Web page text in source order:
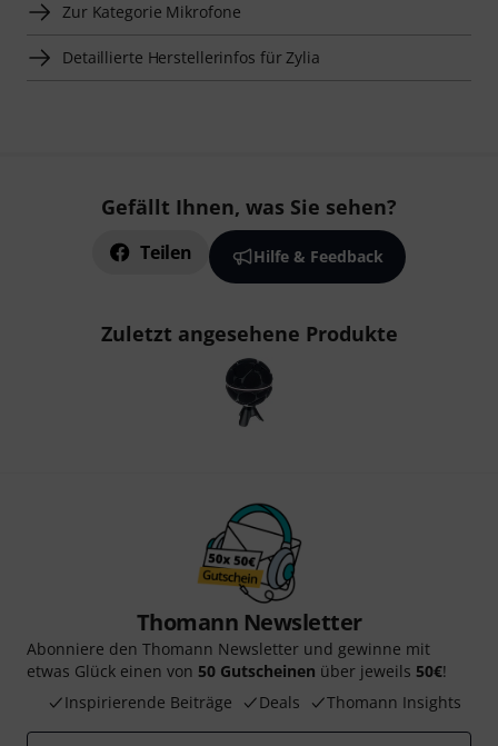
Zur Kategorie Mikrofone
Detaillierte Herstellerinfos für Zylia
Gefällt Ihnen, was Sie sehen?
Teilen Hilfe & Feedback
Zuletzt angesehene Produkte
Thomann Newsletter
Abonniere den Thomann Newsletter und gewinne mit
etwas Glück einen von 50 Gutscheinen über jeweils 50€!
Inspirierende Beiträge
Deals Thomann Insights